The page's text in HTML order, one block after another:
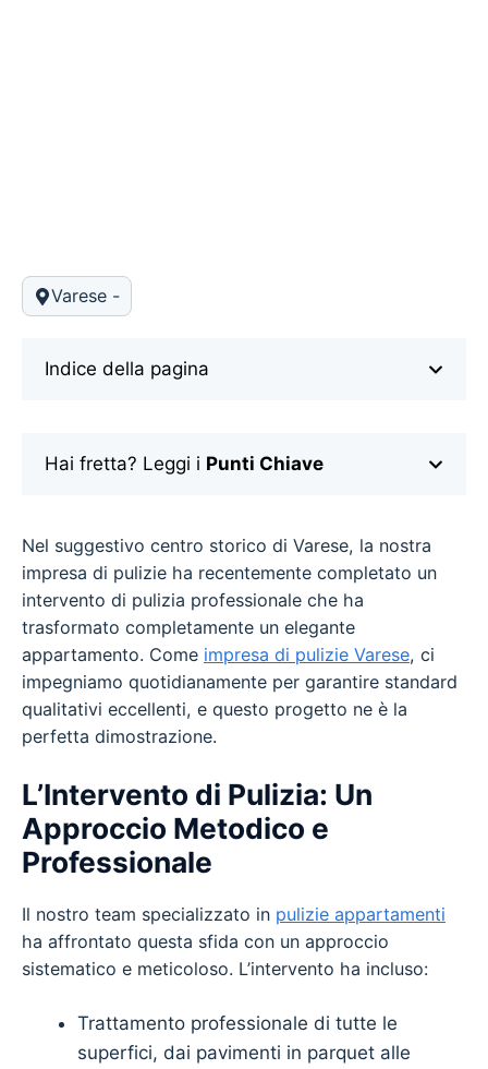
Varese -
Indice della pagina
Hai fretta? Leggi i Punti Chiave
Nel suggestivo centro storico di Varese, la nostra
impresa di pulizie ha recentemente completato un
intervento di pulizia professionale che ha
trasformato completamente un elegante
appartamento. Come impresa di pulizie Varese, ci
impegniamo quotidianamente per garantire standard
qualitativi eccellenti, e questo progetto ne è la
perfetta dimostrazione.
L’Intervento di Pulizia: Un
Approccio Metodico e
Professionale
Il nostro team specializzato in pulizie appartamenti
ha affrontato questa sfida con un approccio
sistematico e meticoloso. L’intervento ha incluso:
Trattamento professionale di tutte le
superfici, dai pavimenti in parquet alle